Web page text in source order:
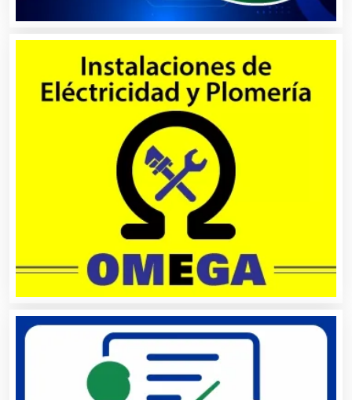
Ambulancias
Análisis Clínicos
Análisis de Aguas
Animadores de Eventos
Aparatos y Equipos Eléctricos
Artes Gráficas